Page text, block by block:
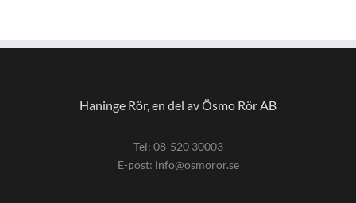
Haninge Rör, en del av Ösmo Rör AB
Tel: 08-520 30003
E-post: info@osmoror.se